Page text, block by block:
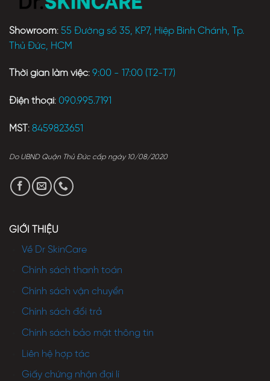
Showroom: 55 Đường số 35, KP7, Hiệp Bình Chánh, Tp.
Thủ Đức, HCM
Thời gian làm việc: 9:00 - 17:00 (T2-T7)
Điện thoại: 090.995.7191
MST : 8459823651
Do UBND Quận Thủ Đức cấp ngày 10/08/2020
GIỚI THIỆU
Về Dr SkinCare
Chính sách thanh toán
Chính sách vận chuyển
Chính sách đổi trả
Chính sách bảo mật thông tin
Liên hệ hợp tác
Giấy chứng nhận đại lí